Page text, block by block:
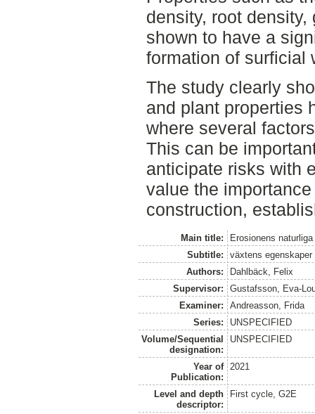
density, root
shown to have a
formation of surficial
The study clearly
and plant properties
where several
This can be
anticipate risks with
value the
construction,
Main title:
Erosionens
Subtitle:
växtens
Authors:
Dahlbäck, Felix
Supervisor:
Gustafsson, Eva-
Examiner:
Andreasson, Frida
Series:
UNSPECIFIED
Volume/Sequential
designation:
UNSPECIFIED
Year of
Publication:
2021
Level and depth
descriptor:
First cycle, G2E